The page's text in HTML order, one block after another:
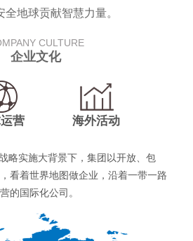
地球贡献智慧力量。
CULTURE
企业文化
营 海外活动
略实施大背景下，集团以开放、包
看着世界地图做企业，沿着一带一路
的国际化公司。